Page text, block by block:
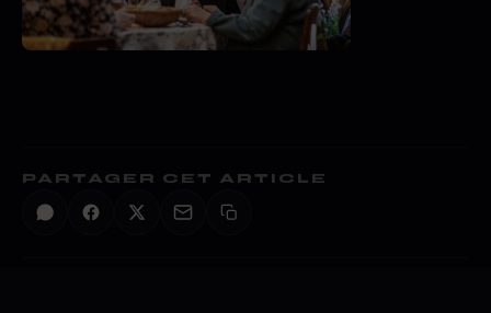
PARTAGER CET ARTICLE